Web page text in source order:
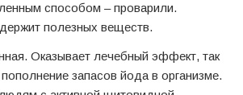
способом – проварили.
полезных веществ.
Оказывает лечебный эффект, так
запасов йода в организме.